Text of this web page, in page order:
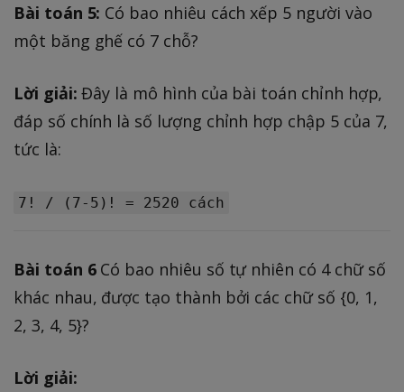
Bài toán 5: Có bao nhiêu cách xếp 5 người vào
một băng ghế có 7 chỗ?
Lời giải: Đây là mô hình của bài toán chỉnh hợp,
đáp số chính là số lượng chỉnh hợp chập 5 của 7,
tức là:
7! / (7-5)! = 2520 cách
Bài toán 6Có bao nhiêu số tự nhiên có 4 chữ số
khác nhau, được tạo thành bởi các chữ số {0, 1,
2, 3, 4, 5}?
Lời giải: